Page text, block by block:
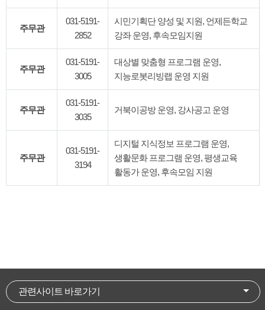
주무관
031-5191-
2852
시민기획단 양성 및 지원, 언제든학교
강좌 운영, 후속모임지원
주무관
031-5191-
3005
대상별 맞춤형 프로그램 운영,
지능로봇리빙랩 운영 지원
주무관
031-5191-
3035
거북이공방 운영, 강사공고 운영
주무관
031-5191-
3194
디지털 지식정보 프로그램 운영,
생활문화 프로그램 운영, 평생교육
활동가 운영, 후속모임 지원
관련사이트 바로가기